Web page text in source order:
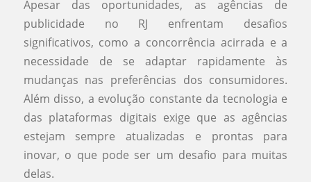
Apesar das oportunidades, as agências de
publicidade no RJ enfrentam desafios
significativos, como a concorrência acirrada e a
necessidade de se adaptar rapidamente às
mudanças nas preferências dos consumidores.
Além disso, a evolução constante da tecnologia e
das plataformas digitais exige que as agências
estejam sempre atualizadas e prontas para
inovar, o que pode ser um desafio para muitas
delas.